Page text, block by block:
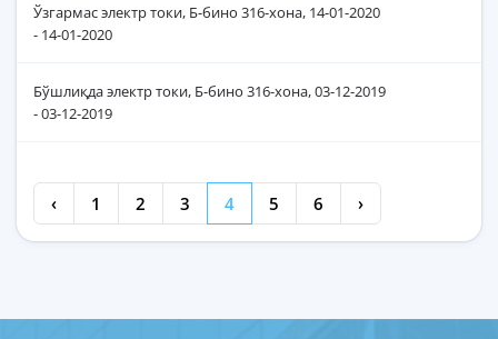
Ўзгармас электр токи, Б-бино 316-хона, 14-01-2020
- 14-01-2020
Бўшлиқда электр токи, Б-бино 316-хона, 03-12-2019
- 03-12-2019
‹ 1 2 3 4 5 6 ›